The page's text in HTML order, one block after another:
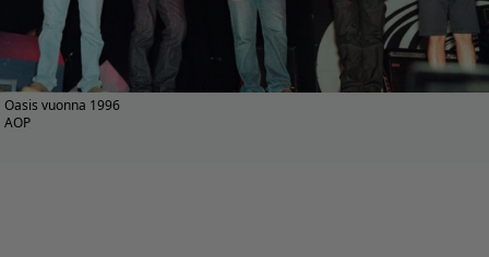
Oasis vuonna 1996
AOP